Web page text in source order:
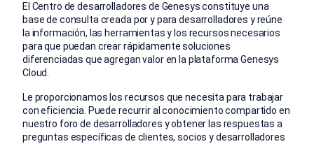
El Centro de desarrolladores de Genesys constituye una
base de consulta creada por y para desarrolladores y reúne
la información, las herramientas y los recursos necesarios
para que puedan crear rápidamente soluciones
diferenciadas que agregan valor en la plataforma Genesys
Cloud.
Le proporcionamos los recursos que necesita para trabajar
con eficiencia. Puede recurrir al conocimiento compartido en
nuestro foro de desarrolladores y obtener las respuestas a
preguntas específicas de clientes, socios y desarrolladores